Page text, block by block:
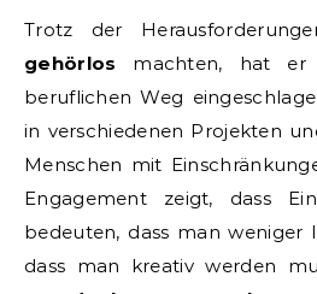
Trotz der
gehörlos machten, hat er
beruflichen Weg
in verschiedenen Projekten
Menschen mit
Engagement zeigt, dass
bedeuten, dass man weniger
dass man kreativ werden